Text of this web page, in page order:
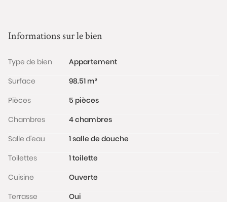
juillet 1965 et de l‘article L.615-6 du CCH.
Conformément à l'Article L.561-5 du code monétaire
et financier, veuillez noter qu'une pièce d'identité
chaque visite.
Les informations sur les risques auxquels ce bien est
exposé sont disponibles sur le site Géorisques :
Informations sur le bien
Type de bien
Appartement
Surface
98.51 m²
Pièces
5 pièces
Chambres
4 chambres
Salle d'eau
1 salle de douche
Toilettes
1 toilette
Cuisine
Ouverte
Terrasse
Oui